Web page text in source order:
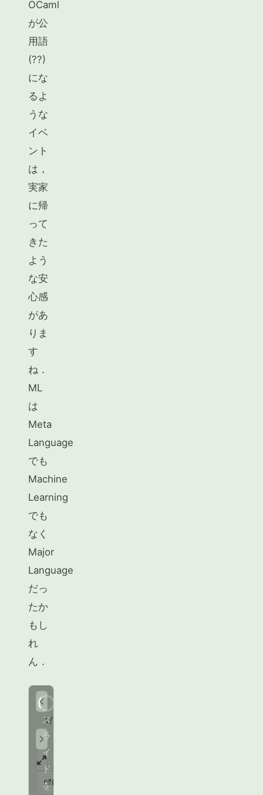
OCaml
が公
用語
(??)
にな
るよ
うな
イベ
ント
は，
実家
に帰
って
きた
よう
な安
心感
があ
りま
す
ね．
ML
は
Meta
Language
でも
Machine
Learning
でも
なく
Major
Language
だっ
たか
もし
れ
ん．
ス
ラ
イ
ド
を
1/?
PDF